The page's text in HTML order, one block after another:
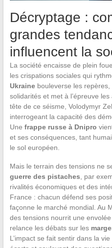
Décryptage :
grandes
influencent la
La société encaisse de plein
les crispations sociales qui
Ukrainebouleverse les repères,
solidarités et met à l’épreuve
tête de ce séisme, Volodymyr
interrogeant la capacité des
Une frappe russe à Dnipro
et ses conséquences, tant
le sol européen.
Mais le terrain des tensions ne
guerre des pistaches , par
rivalités économiques et des
France : chacun défend ses
façonne le marché mondial. Au
des tensions nourrit une
relance les débats sur les
L’impact se fait sentir dans la